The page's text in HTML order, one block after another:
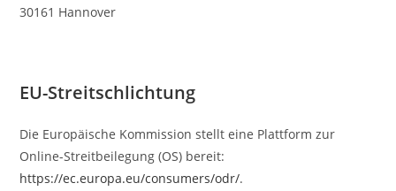
30161 Hannover
EU-Streitschlichtung
Die Europäische Kommission stellt eine Plattform zur
Online-Streitbeilegung (OS) bereit:
https://ec.europa.eu/consumers/odr/.